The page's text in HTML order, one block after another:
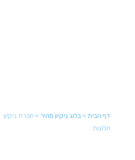
»בלוג ניקיון מהיר »חברת ניקיון